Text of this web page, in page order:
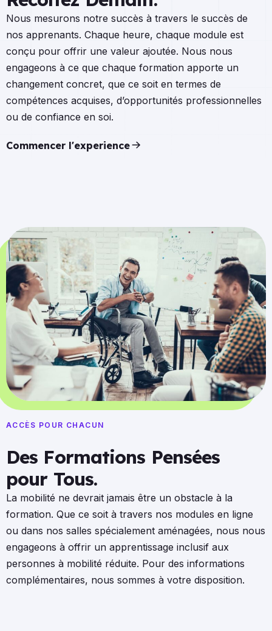
Nous mesurons notre succès à travers le succès de
nos apprenants. Chaque heure, chaque module est
conçu pour offrir une valeur ajoutée. Nous nous
engageons à ce que chaque formation apporte un
changement concret, que ce soit en termes de
compétences acquises, d’opportunités professionnelles
ou de confiance en soi.
Commencer l'experience
ACCÈS POUR CHACUN
Des Formations Pensées
pour Tous.
La mobilité ne devrait jamais être un obstacle à la
formation. Que ce soit à travers nos modules en ligne
ou dans nos salles spécialement aménagées, nous nous
engageons à offrir un apprentissage inclusif aux
personnes à mobilité réduite. Pour des informations
complémentaires, nous sommes à votre disposition.